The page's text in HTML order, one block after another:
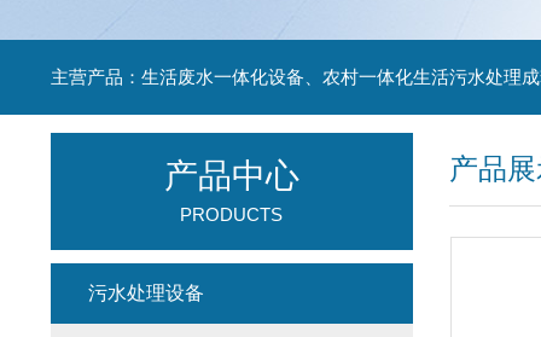
主营产品：生活废水一体化设备、农村一体化生活污水处理
产品
产品中心
PRODUCTS
污水处理设备